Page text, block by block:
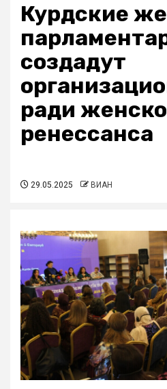
Курдские
создадут
ради
ренессанса
29.05.2025 ВИАН